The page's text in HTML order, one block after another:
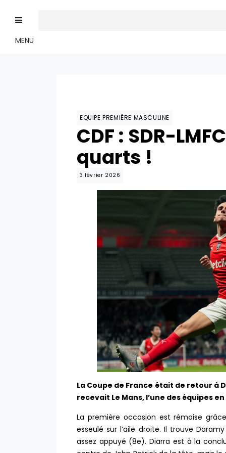
MENU
EQUIPE PREMIÈRE MASCULINE
CDF : SDR-
quarts !
3 février 2026
La Coupe de France était de retour à
recevait Le Mans, l’une des équipes
La première occasion est rémoise
esseulé sur l’aile droite. Il trouve
assez appuyé (8e). Diarra est à la